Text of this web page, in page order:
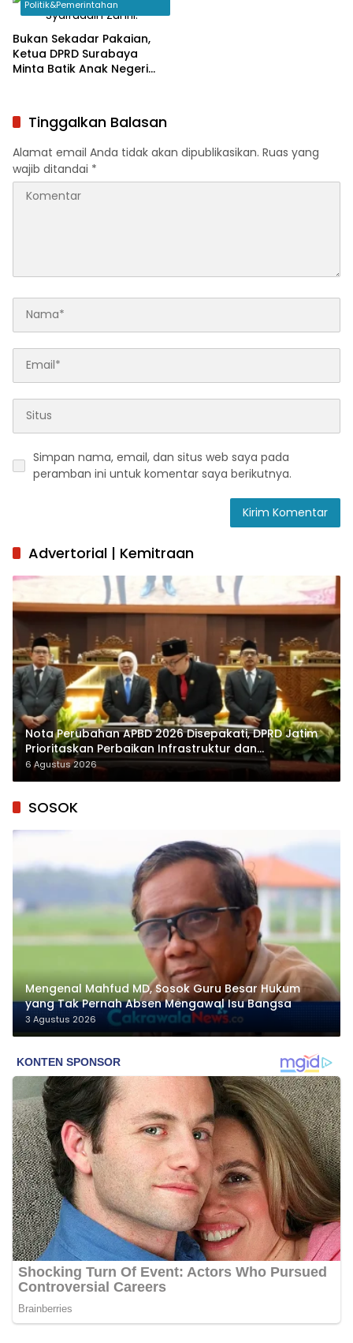
Kampung
Politik&Pemerintahan
Bukan Sekadar Pakaian,
Ketua DPRD Surabaya
Minta Batik Anak Negeri
Tinggalkan Balasan
Alamat email Anda tidak akan dipublikasikan. Ruas yang
wajib ditandai *
Simpan nama, email, dan situs web saya pada
peramban ini untuk komentar saya berikutnya.
Advertorial | Kemitraan
Nota Perubahan APBD 2026 Disepakati, DPRD Jatim
Prioritaskan Perbaikan Infrastruktur dan
Penyelesaian TPG
6 Agustus 2026
SOSOK
Mengenal Mahfud MD, Sosok Guru Besar Hukum
yang Tak Pernah Absen Mengawal Isu Bangsa
3 Agustus 2026